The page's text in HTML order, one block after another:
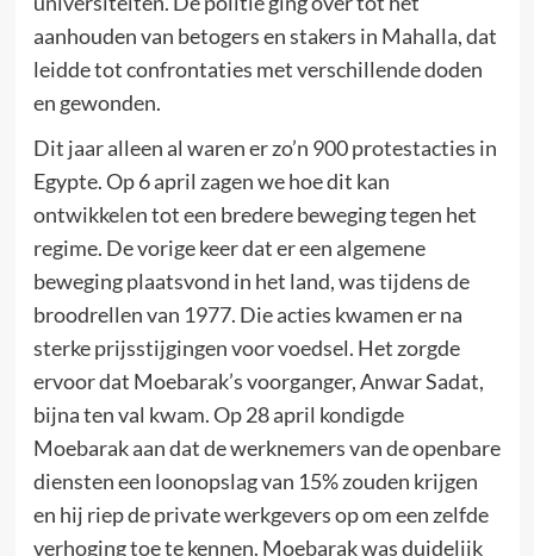
aanhouden van betogers en stakers in Mahalla, dat
leidde tot confrontaties met verschillende doden
en gewonden.
Dit jaar alleen al waren er zo’n 900 protestacties in
Egypte. Op 6 april zagen we hoe dit kan
ontwikkelen tot een bredere beweging tegen het
regime. De vorige keer dat er een algemene
beweging plaatsvond in het land, was tijdens de
broodrellen van 1977. Die acties kwamen er na
sterke prijsstijgingen voor voedsel. Het zorgde
ervoor dat Moebarak’s voorganger, Anwar Sadat,
bijna ten val kwam. Op 28 april kondigde
Moebarak aan dat de werknemers van de openbare
diensten een loonopslag van 15% zouden krijgen
en hij riep de private werkgevers op om een zelfde
verhoging toe te kennen. Moebarak was duidelijk